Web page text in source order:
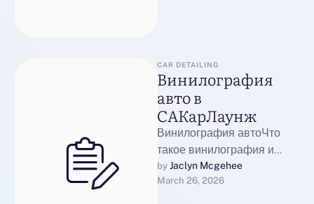
CAR DETAILING
Винилография
авто в
САКарЛаунж
Винилография автоЧто
такое винилография и
почему она популярна в
МосквеВинилография —
by Jaclyn Mcgehee
March 26, 2026